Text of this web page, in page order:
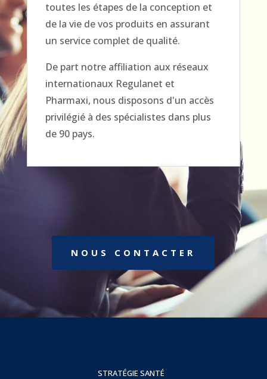
toutes les étapes de la conception et
de la vie de vos produits en assurant
un service complet de qualité.
De part notre affiliation aux réseaux
internationaux Regulanet et
Pharmaxi, nous disposons d'un accès
privilégié à des spécialistes dans plus
de 90 pays.
NOUS CONTACTER
STRATÉGIE SANTÉ